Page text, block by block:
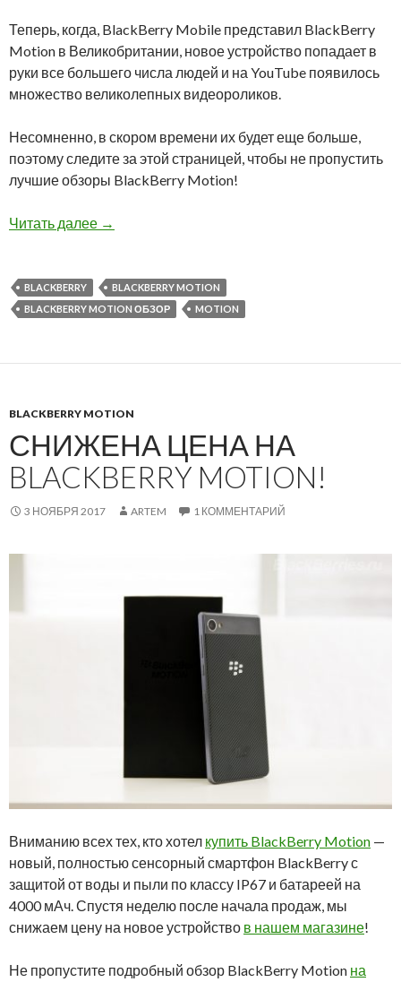
Теперь, когда, BlackBerry Mobile представил BlackBerry
Motion в Великобритании, новое устройство попадает в
руки все большего числа людей и на YouTube появилось
множество великолепных видеороликов.
Несомненно, в скором времени их будет еще больше,
поэтому следите за этой страницей, чтобы не пропустить
лучшие обзоры BlackBerry Motion!
Читать далее Первые видео-обзоры BlackBerry Motion
→
BLACKBERRY
BLACKBERRY MOTION
BLACKBERRY MOTION ОБЗОР
MOTION
BLACKBERRY MOTION
СНИЖЕНА ЦЕНА НА
BLACKBERRY MOTION!
3 НОЯБРЯ 2017 ARTEM 1 КОММЕНТАРИЙ
Вниманию всех тех, кто хотел купить BlackBerry Motion —
новый, полностью сенсорный смартфон BlackBerry с
защитой от воды и пыли по классу IP67 и батареей на
4000 мАч. Спустя неделю после начала продаж, мы
снижаем цену на новое устройство в нашем магазине!
Не пропустите подробный обзор BlackBerry Motion на